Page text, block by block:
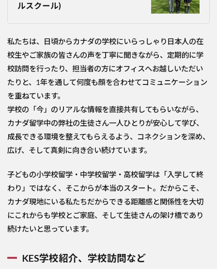
ルスクール)
私たちは、日頃からカナダの学校にいらっしゃり日本人の在
校生やご家族の皆さんの声を丁寧に聞きながら、定期的に学
校訪問を行ったり、担当者の方にオフィスへお越しいただい
たりと、1年を通して何度も顔を合わせてコミュニケーション
を重ねています。
学校の「今」のリアルな情報を直接共有してもらいながら、
カナダ留学中の弊社の生徒さん一人ひとりが安心して学び、
成長できる環境を整えてもらえるよう、コネクションを深め、
広げ、そして真剣に向き合い続けています。
子どもの小学校留学・中学校留学・高校留学は「入学して終
わり」ではなく、そこからが本当のスタート。だからこそ、
カナダ現地にいる私たちだからできる距離感と関係性を大切
にこれからも学校とご家庭、そして生徒さんの架け橋であり
続けたいと思っています。
KES学校紹介、学校訪問など